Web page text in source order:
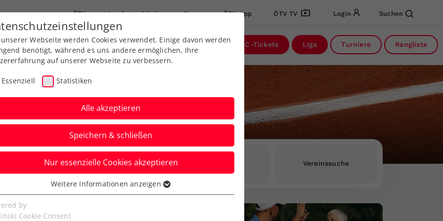
ÖTV Landesverbände News ÖTV App ÖTV TV Login Suchen
Ausbildung Services Über uns FAQ DC-Tickets Liga Turniere Rangliste
Rangliste Vereinssuche
Webseite werden Cookies verwendet. Einige davon werden
benötigt, während es uns andere ermöglichen, Ihre
auf unserer Webseite zu verbessern.
Essenziell Statistiken
Alle akzeptieren
Speichern & schließen
Nur essenzielle Cookies akzeptieren
Cookies werden für grundlegende Funktionen der
benötigt. Dadurch ist gewährleistet, dass die Webseite
Weitere Informationen anzeigen
by
Cookie Consent